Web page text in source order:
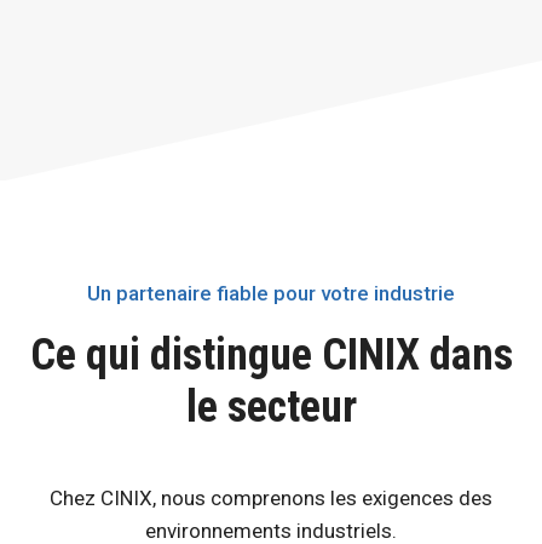
Un partenaire fiable pour votre industrie
Ce qui distingue CINIX dans
le secteur
Chez CINIX, nous comprenons les exigences des
environnements industriels.